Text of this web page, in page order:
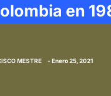
en
MESTRE - Enero 25, 2021